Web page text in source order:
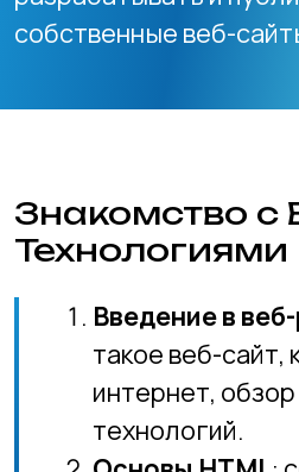
Знакомство с
Технологиями
Основы HTML:
структуры веб-
параграфов, списков
Основы CSS:
страницы, работа с
шрифтами и